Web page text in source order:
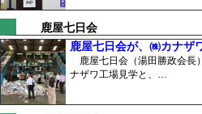
鹿屋七日会
鹿屋七日会が、㈱カナザ
鹿屋七日会（湯田勝政会長
ナザワ工場見学と、…